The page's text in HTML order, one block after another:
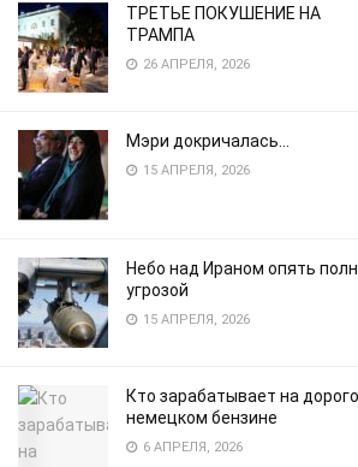
ТРЕТЬЕ ПОКУШЕНИЕ НА
ТРАМПА
26 АПРЕЛЯ, 2026
Мэри докричалась…
15 АПРЕЛЯ, 2026
Небо над Ираном опять
угрозой
15 АПРЕЛЯ, 2026
Кто зарабатывает на
немецком бензине
6 АПРЕЛЯ, 2026